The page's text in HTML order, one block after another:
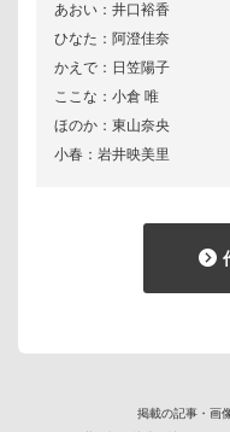
あおい：井口裕香
ひなた：阿澄佳奈
かえで：日笠陽子
ここな：小倉 唯
ほのか：東山奈央
小春：岩井映美里
掲載の記事・画